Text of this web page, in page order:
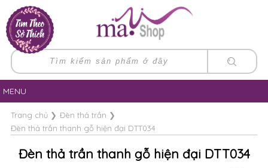
MENU
Trang chủ❯ Đèn thả trần ❯
Đèn thả trần thanh gỗ hiện đại DTT034
Đèn thả trần thanh gỗ hiện đại DTT034